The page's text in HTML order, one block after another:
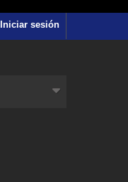
Iniciar sesión